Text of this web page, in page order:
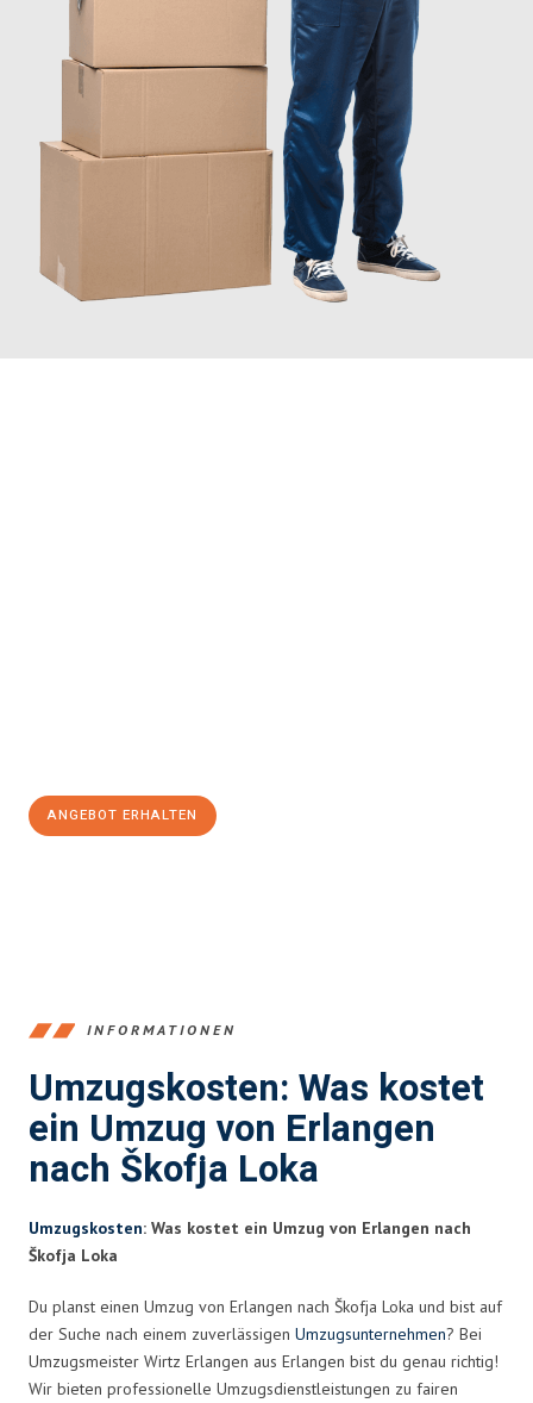
ANGEBOT ERHALTEN
INFORMATIONEN
Umzugskosten: Was kostet
ein Umzug von Erlangen
nach Škofja Loka
Umzugskosten: Was kostet ein Umzug von Erlangen nach
Škofja Loka
Du planst einen Umzug von Erlangen nach Škofja Loka und bist auf
der Suche nach einem zuverlässigen Umzugsunternehmen? Bei
Umzugsmeister Wirtz Erlangen aus Erlangen bist du genau richtig!
Wir bieten professionelle Umzugsdienstleistungen zu fairen